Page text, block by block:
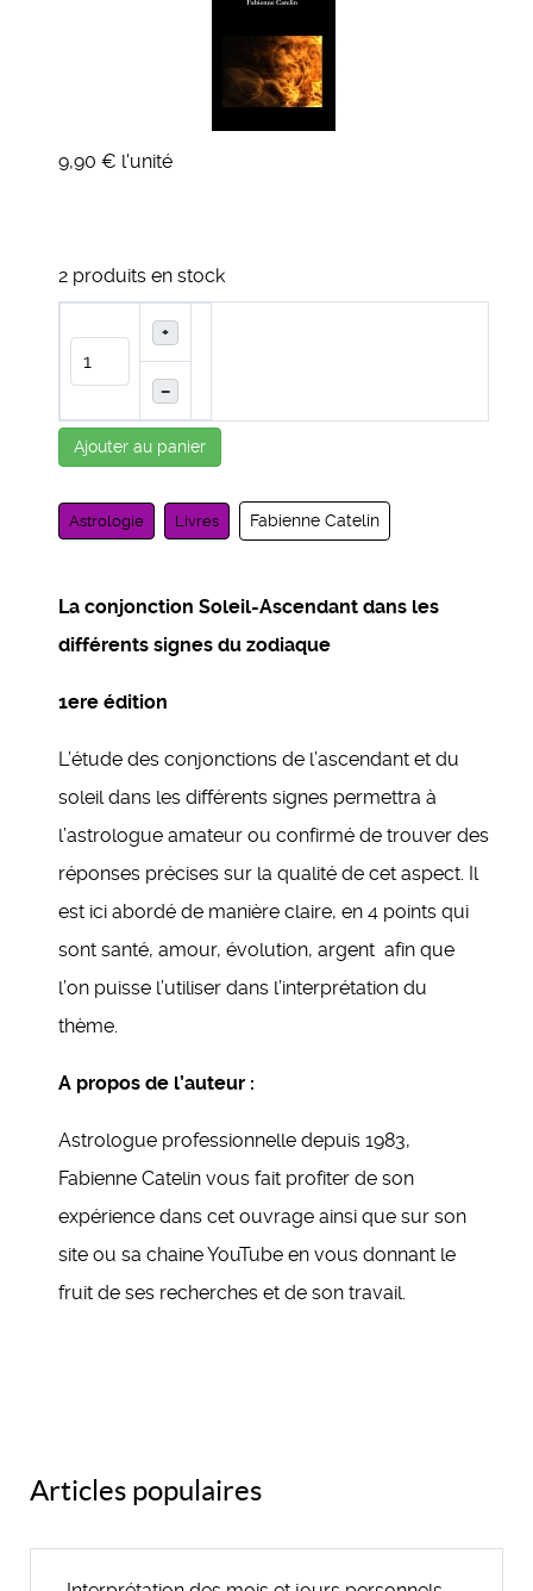
9,90 € l'unité
2 produits en stock
+
–
Ajouter au panier
Astrologie Livres Fabienne Catelin
La conjonction Soleil-Ascendant dans les
différents signes du zodiaque
1ere édition
L’étude des conjonctions de l’ascendant et du
soleil dans les différents signes permettra à
l’astrologue amateur ou confirmé de trouver des
réponses précises sur la qualité de cet aspect. Il
est ici abordé de manière claire, en 4 points qui
sont santé, amour, évolution, argent afin que
l’on puisse l’utiliser dans l’interprétation du
thème.
A propos de l’auteur :
Astrologue professionnelle depuis 1983,
Fabienne Catelin vous fait profiter de son
expérience dans cet ouvrage ainsi que sur son
site ou sa chaine YouTube en vous donnant le
fruit de ses recherches et de son travail.
Articles populaires